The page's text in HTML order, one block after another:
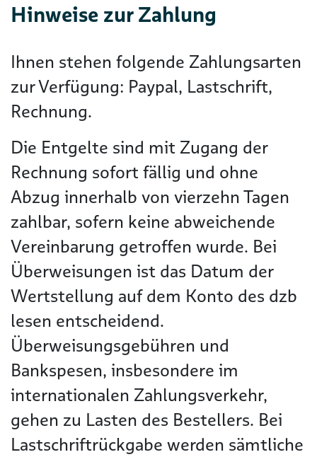
Hinweise zur Zahlung
Ihnen stehen folgende Zahlungsarten
zur Verfügung: Paypal, Lastschrift,
Rechnung.
Die Entgelte sind mit Zugang der
Rechnung sofort fällig und ohne
Abzug innerhalb von vierzehn Tagen
zahlbar, sofern keine abweichende
Vereinbarung getroffen wurde. Bei
Überweisungen ist das Datum der
Wertstellung auf dem Konto des dzb
lesen entscheidend.
Überweisungsgebühren und
Bankspesen, insbesondere im
internationalen Zahlungsverkehr,
gehen zu Lasten des Bestellers. Bei
Lastschriftrückgabe werden sämtliche